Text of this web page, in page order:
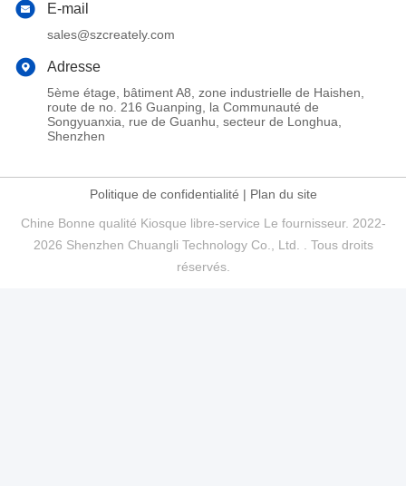
E-mail
sales@szcreately.com
Adresse
5ème étage, bâtiment A8, zone industrielle de Haishen,
route de no. 216 Guanping, la Communauté de
Songyuanxia, rue de Guanhu, secteur de Longhua,
Shenzhen
Politique de confidentialité | Plan du site
Chine Bonne qualité Kiosque libre-service Le fournisseur. 2022-
2026 Shenzhen Chuangli Technology Co., Ltd. . Tous droits
réservés.